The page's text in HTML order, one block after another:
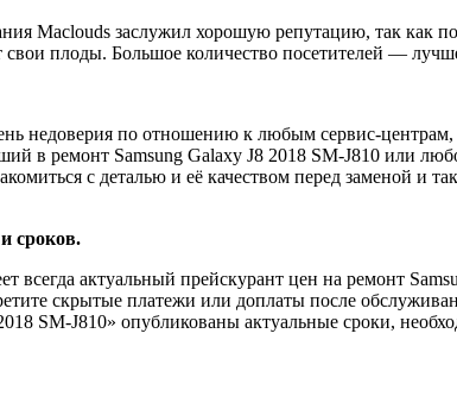
Maclouds заслужил хорошую репутацию, так как
свои плоды. Большое количество посетителей —
недоверия по отношению к любым сервис-центрам,
в ремонт Samsung Galaxy J8 2018 SM-J810 или
с деталью и её качеством перед заменой и
сроков.
всегда актуальный прейскурант цен на ремонт
скрытые платежи или доплаты после
SM-J810» опубликованы актуальные сроки,